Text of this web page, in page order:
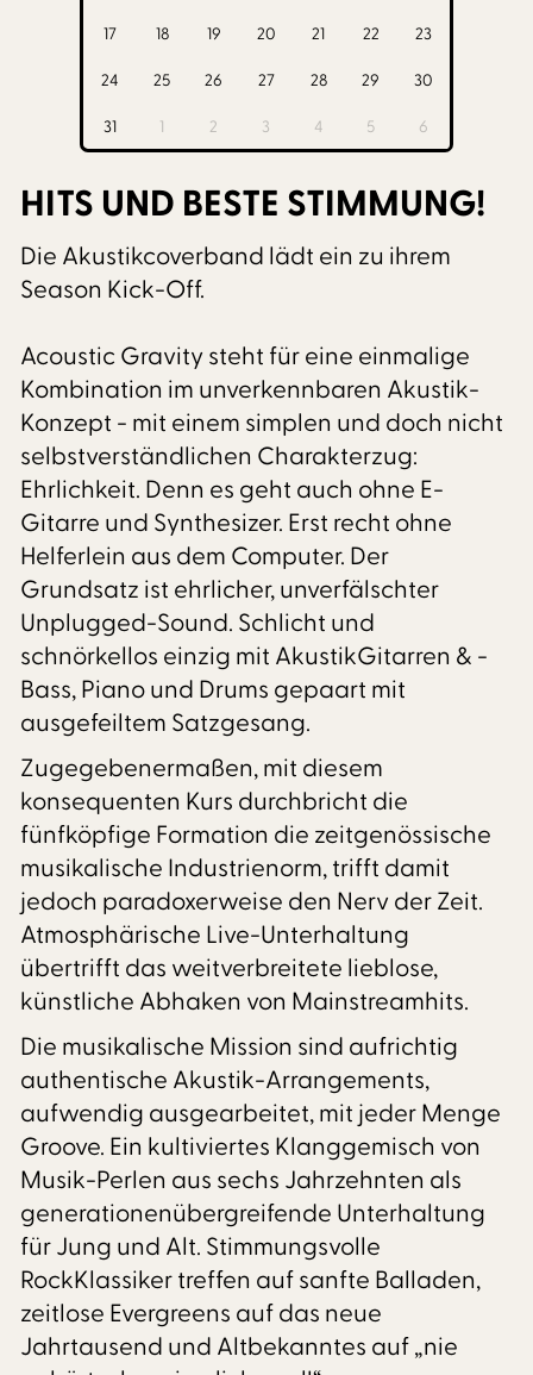
17 18 19 20 21 22 23
24 25 26 27 28 29 30
31 1 2 3 4 5 6
HITS UND BESTE STIMMUNG!
Die Akustikcoverband lädt ein zu ihrem
Season Kick-Off.
Acoustic Gravity steht für eine einmalige
Kombination im unverkennbaren Akustik-
Konzept - mit einem simplen und doch nicht
selbstverständlichen Charakterzug:
Ehrlichkeit. Denn es geht auch ohne E-
Gitarre und Synthesizer. Erst recht ohne
Helferlein aus dem Computer. Der
Grundsatz ist ehrlicher, unverfälschter
Unplugged-Sound. Schlicht und
schnörkellos einzig mit AkustikGitarren & -
Bass, Piano und Drums gepaart mit
ausgefeiltem Satzgesang.
Zugegebenermaßen, mit diesem
konsequenten Kurs durchbricht die
fünfköpfige Formation die zeitgenössische
musikalische Industrienorm, trifft damit
jedoch paradoxerweise den Nerv der Zeit.
Atmosphärische Live-Unterhaltung
übertrifft das weitverbreitete lieblose,
künstliche Abhaken von Mainstreamhits.
Die musikalische Mission sind aufrichtig
authentische Akustik-Arrangements,
aufwendig ausgearbeitet, mit jeder Menge
Groove. Ein kultiviertes Klanggemisch von
Musik-Perlen aus sechs Jahrzehnten als
generationenübergreifende Unterhaltung
für Jung und Alt. Stimmungsvolle
RockKlassiker treffen auf sanfte Balladen,
zeitlose Evergreens auf das neue
Jahrtausend und Altbekanntes auf „nie